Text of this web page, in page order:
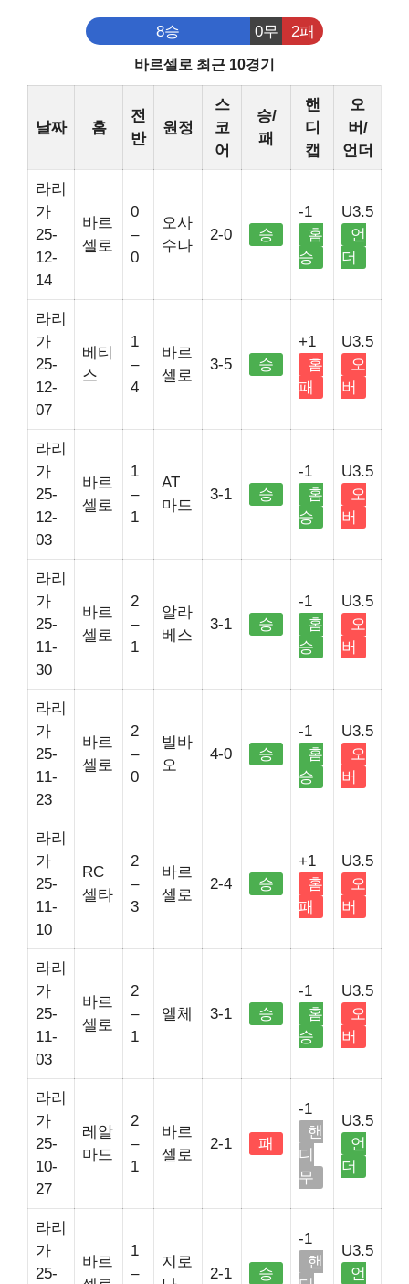
8승 0무 2패
바르셀로 최근 10경기
날짜 홈
전
반
원정
스
코
어
승/
패
핸
디
캡
오
버/
언더
라리
가
25-
12-
14
바르
셀로
0
–
0
오사
수나
2-0 승
-1
홈
승
U3.5
언
더
라리
가
25-
12-
07
베티
스
1
–
4
바르
셀로
3-5 승
+1
홈
패
U3.5
오
버
라리
가
25-
12-
03
바르
셀로
1
–
1
AT
마드
3-1 승
-1
홈
승
U3.5
오
버
라리
가
25-
11-
30
바르
셀로
2
–
1
알라
베스
3-1 승
-1
홈
승
U3.5
오
버
라리
가
25-
11-
23
바르
셀로
2
–
0
빌바
오
4-0 승
-1
홈
승
U3.5
오
버
라리
가
25-
11-
10
RC
셀타
2
–
3
바르
셀로
2-4 승
+1
홈
패
U3.5
오
버
라리
가
25-
11-
03
바르
셀로
2
–
1
엘체 3-1 승
-1
홈
승
U3.5
오
버
라리
가
25-
10-
27
레알
마드
2
–
1
바르
셀로
2-1 패
-1
핸
디
무
U3.5
언
더
라리
가
25-
바르
1
–
지로
2-1 승
-1
핸
U3.5
언